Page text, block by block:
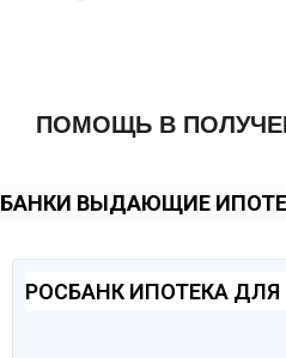
ПОМОЩЬ В
БАНКИ ВЫДАЮЩИЕ
РОСБАНК ИПОТЕКА